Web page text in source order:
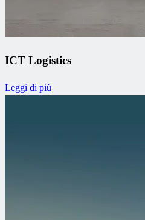
ICT Logistics
Leggi di più